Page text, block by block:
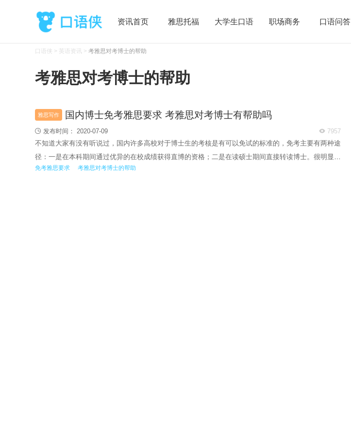
资讯首页 雅思托福 大学生口语 职场商务 口语问答
口语侠 > 英语资讯 > 考雅思对考博士的帮助
考雅思对考博士的帮助
雅思写作 国内博士免考雅思要求 考雅思对考博士有帮助吗
 发布时间： 2020-07-09  7957
不知道大家有没有听说过，国内许多高校对于博士生的考核是有可以免试的标准的，免考主要有两种途
径：一是在本科期间通过优异的在校成绩获得直博的资格；二是在读硕士期间直接转读博士。很明显，
后者对于大部分同学来说更容易做到，且国内博士免考其实并没有那么简单，也需要一定的条件的，比
免考雅思要求 考雅思对考博士的帮助